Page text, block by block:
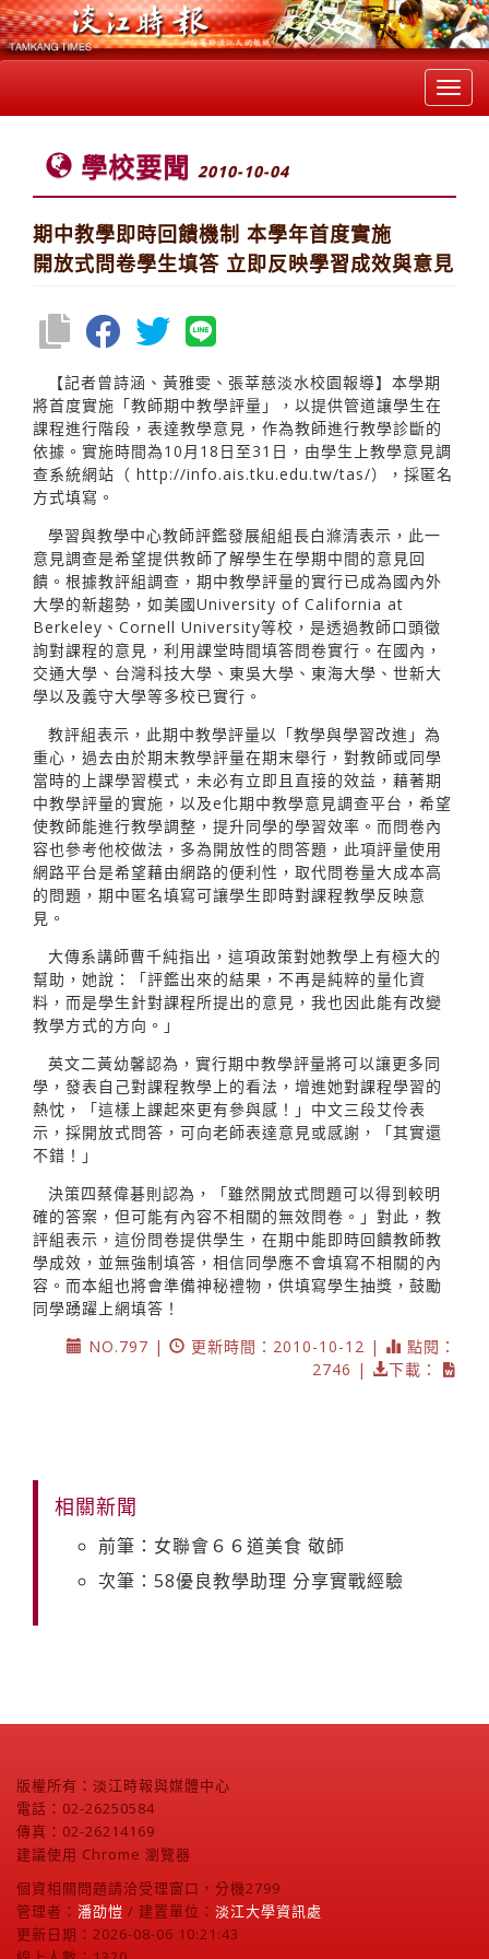
學校要聞 2010-10-04
期中教學即時回饋機制 本學年首度實施
開放式問卷學生填答 立即反映學習成效與意見
【記者曾詩涵、黃雅雯、張莘慈淡水校園報導】本學期
將首度實施「教師期中教學評量」，以提供管道讓學生在
課程進行階段，表達教學意見，作為教師進行教學診斷的
依據。實施時間為10月18日至31日，由學生上教學意見調
查系統網站（ http://info.ais.tku.edu.tw/tas/），採匿名
方式填寫。
學習與教學中心教師評鑑發展組組長白滌清表示，此一
意見調查是希望提供教師了解學生在學期中間的意見回
饋。根據教評組調查，期中教學評量的實行已成為國內外
大學的新趨勢，如美國University of California at
Berkeley、Cornell University等校，是透過教師口頭徵
詢對課程的意見，利用課堂時間填答問卷實行。在國內，
交通大學、台灣科技大學、東吳大學、東海大學、世新大
學以及義守大學等多校已實行。
教評組表示，此期中教學評量以「教學與學習改進」為
重心，過去由於期末教學評量在期末舉行，對教師或同學
當時的上課學習模式，未必有立即且直接的效益，藉著期
中教學評量的實施，以及e化期中教學意見調查平台，希望
使教師能進行教學調整，提升同學的學習效率。而問卷內
容也參考他校做法，多為開放性的問答題，此項評量使用
網路平台是希望藉由網路的便利性，取代問卷量大成本高
的問題，期中匿名填寫可讓學生即時對課程教學反映意
見。
大傳系講師曹千純指出，這項政策對她教學上有極大的
幫助，她說：「評鑑出來的結果，不再是純粹的量化資
料，而是學生針對課程所提出的意見，我也因此能有改變
教學方式的方向。」
英文二黃幼馨認為，實行期中教學評量將可以讓更多同
學，發表自己對課程教學上的看法，增進她對課程學習的
熱忱，「這樣上課起來更有參與感！」中文三段艾伶表
示，採開放式問答，可向老師表達意見或感謝，「其實還
不錯！」
決策四蔡偉碁則認為，「雖然開放式問題可以得到較明
確的答案，但可能有內容不相關的無效問卷。」對此，教
評組表示，這份問卷提供學生，在期中能即時回饋教師教
學成效，並無強制填答，相信同學應不會填寫不相關的內
容。而本組也將會準備神秘禮物，供填寫學生抽獎，鼓勵
同學踴躍上網填答！
NO.797 |
更新時間：2010-10-12 |
點閱：
2746 |
下載：
相關新聞
前筆：女聯會６６道美食 敬師
次筆：58優良教學助理 分享實戰經驗
版權所有：淡江時報與媒體中心
電話：02-26250584
傳真：02-26214169
建議使用 Chrome 瀏覽器
個資相關問題請洽受理窗口，分機2799
管理者： 潘劭愷 / 建置單位： 淡江大學資訊處
更新日期：2026-08-06 10:21:43